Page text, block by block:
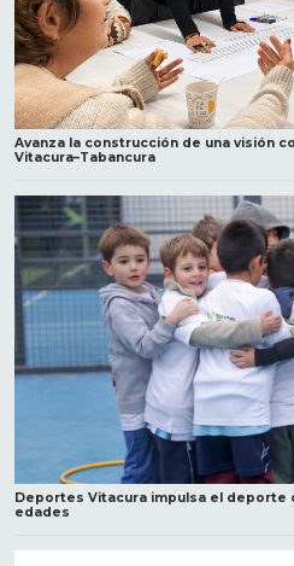
Avanza la construcción de una visión
Vitacura–Tabancura
Deportes Vitacura impulsa el deporte
edades